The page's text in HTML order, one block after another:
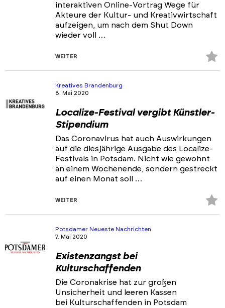
interaktiven Online-Vortrag Wege für
Akteure der Kultur- und Kreativwirtschaft
aufzeigen, um nach dem Shut Down
wieder voll …
WEITER
Kreatives Brandenburg
8. Mai 2020
Localize-Festival vergibt Künstler-
Stipendium
Das Coronavirus hat auch Auswirkungen
auf die diesjährige Ausgabe des Localize-
Festivals in Potsdam. Nicht wie gewohnt
an einem Wochenende, sondern gestreckt
auf einen Monat soll …
WEITER
Potsdamer Neueste Nachrichten
7. Mai 2020
Existenzangst bei
Kulturschaffenden
Die Coronakrise hat zur großen
Unsicherheit und leeren Kassen
bei Kulturschaffenden in Potsdam